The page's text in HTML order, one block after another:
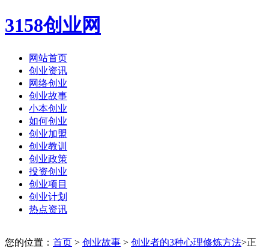
3158创业网
网站首页
创业资讯
网络创业
创业故事
小本创业
如何创业
创业加盟
创业教训
创业政策
投资创业
创业项目
创业计划
热点资讯
您的位置： 首页 > 创业故事 > 创业者的3种心理修炼方法>正